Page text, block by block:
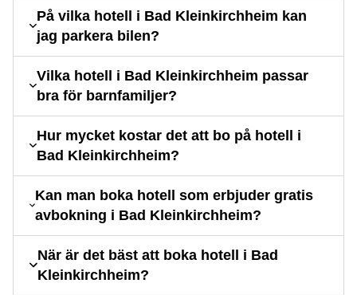
På vilka hotell i Bad Kleinkirchheim kan
jag parkera bilen?
Vilka hotell i Bad Kleinkirchheim passar
bra för barnfamiljer?
Hur mycket kostar det att bo på hotell i
Bad Kleinkirchheim?
Kan man boka hotell som erbjuder gratis
avbokning i Bad Kleinkirchheim?
När är det bäst att boka hotell i Bad
Kleinkirchheim?